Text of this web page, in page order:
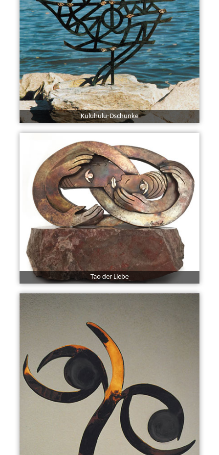
Kuluhulu-Dschunke
Tao der Liebe